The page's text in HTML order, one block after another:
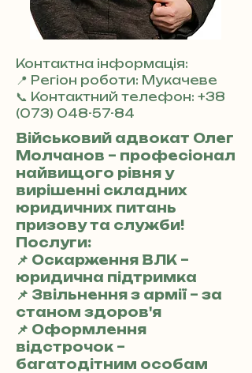
Контактна інформація:
📍 Регіон роботи: Мукачеве
📞 Контактний телефон: +38
(073) 048-57-84
Військовий адвокат Олег
Молчанов – професіонал
найвищого рівня у
вирішенні складних
юридичних питань
призову та служби!
Послуги:
📌 Оскарження ВЛК –
юридична підтримка
📌 Звільнення з армії – за
станом здоров'я
📌 Оформлення
відстрочок –
багатодітним особам